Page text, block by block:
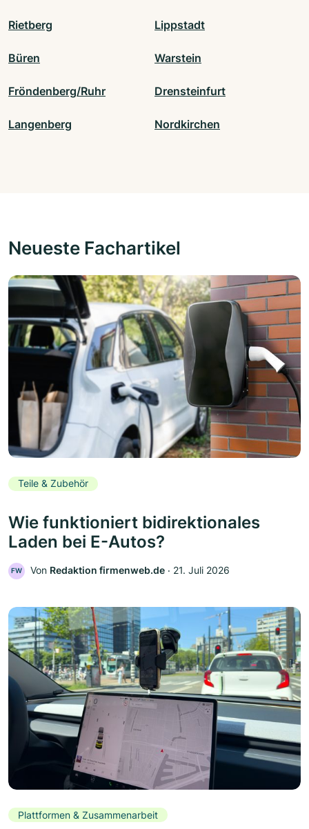
Rietberg Lippstadt
Büren Warstein
Fröndenberg/Ruhr Drensteinfurt
Langenberg Nordkirchen
Neueste Fachartikel
Teile & Zubehör
Wie funktioniert bidirektionales
Laden bei E-Autos?
FW Von Redaktion firmenweb.de ‧ 21. Juli 2026
Plattformen & Zusammenarbeit